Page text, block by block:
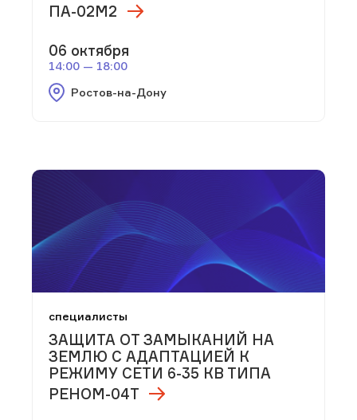
ПА-02М2
06 октября
14:00 — 18:00
Ростов-на-Дону
специалисты
ЗАЩИТА ОТ ЗАМЫКАНИЙ НА
ЗЕМЛЮ С АДАПТАЦИЕЙ К
РЕЖИМУ СЕТИ 6-35 КВ ТИПА
РЕНОМ-04Т